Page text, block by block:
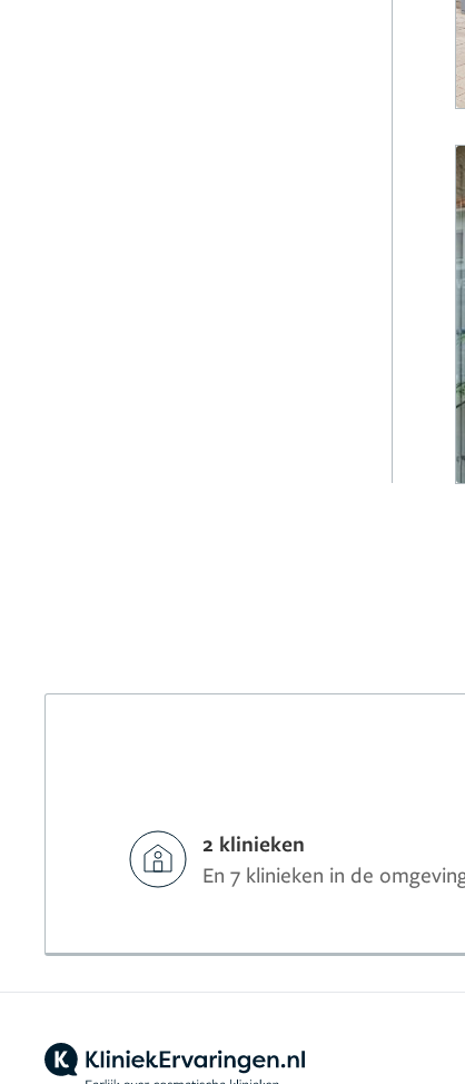
2 klinieken
En 7 klinieken in de